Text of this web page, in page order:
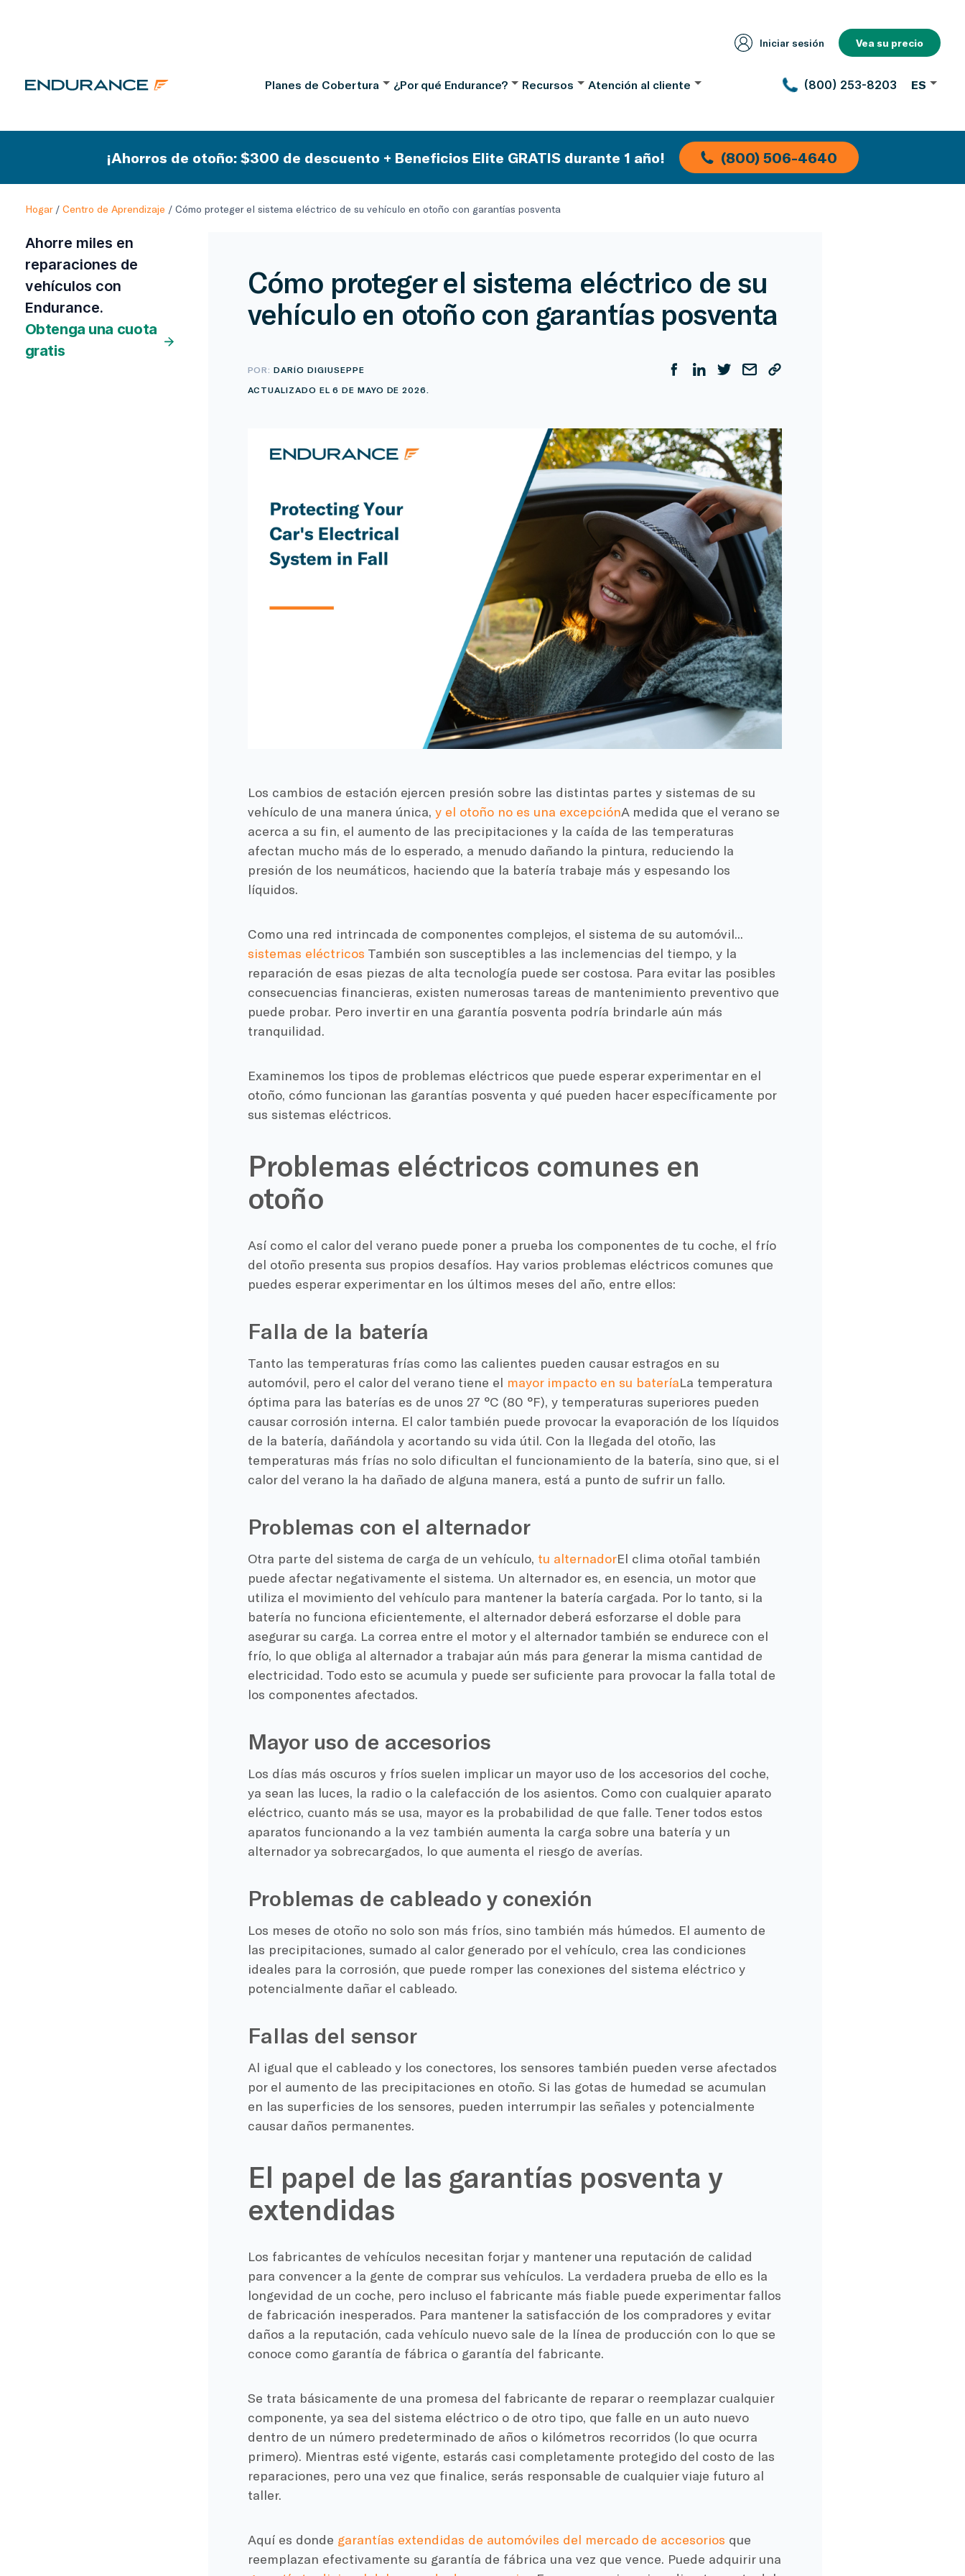
Iniciar sesión Vea su precio
Planes de Cobertura ¿Por qué Endurance? Recursos Atención al cliente (800) 253-8203 ES
¡Ahorros de otoño: $300 de descuento + Beneficios Elite GRATIS durante 1 año! (800) 506-4640
Hogar/ Centro de Aprendizaje / Cómo proteger el sistema eléctrico de su vehículo en otoño con garantías posventa
Ahorre miles en
reparaciones de
vehículos con
Endurance.
Obtenga una cuota
gratis
Cómo proteger el sistema eléctrico de su
vehículo en otoño con garantías posventa
POR:DARÍO DIGIUSEPPE
ACTUALIZADO EL 6 DE MAYO DE 2026.
Los cambios de estación ejercen presión sobre las distintas partes y sistemas de su
vehículo de una manera única, y el otoño no es una excepciónA medida que el verano se
acerca a su fin, el aumento de las precipitaciones y la caída de las temperaturas
afectan mucho más de lo esperado, a menudo dañando la pintura, reduciendo la
presión de los neumáticos, haciendo que la batería trabaje más y espesando los
líquidos.
Como una red intrincada de componentes complejos, el sistema de su automóvil...
sistemas eléctricos También son susceptibles a las inclemencias del tiempo, y la
reparación de esas piezas de alta tecnología puede ser costosa. Para evitar las posibles
consecuencias financieras, existen numerosas tareas de mantenimiento preventivo que
puede probar. Pero invertir en una garantía posventa podría brindarle aún más
tranquilidad.
Examinemos los tipos de problemas eléctricos que puede esperar experimentar en el
otoño, cómo funcionan las garantías posventa y qué pueden hacer específicamente por
sus sistemas eléctricos.
Problemas eléctricos comunes en
otoño
Así como el calor del verano puede poner a prueba los componentes de tu coche, el frío
del otoño presenta sus propios desafíos. Hay varios problemas eléctricos comunes que
puedes esperar experimentar en los últimos meses del año, entre ellos:
Falla de la batería
Tanto las temperaturas frías como las calientes pueden causar estragos en su
automóvil, pero el calor del verano tiene el mayor impacto en su bateríaLa temperatura
óptima para las baterías es de unos 27 °C (80 °F), y temperaturas superiores pueden
causar corrosión interna. El calor también puede provocar la evaporación de los líquidos
de la batería, dañándola y acortando su vida útil. Con la llegada del otoño, las
temperaturas más frías no solo dificultan el funcionamiento de la batería, sino que, si el
calor del verano la ha dañado de alguna manera, está a punto de sufrir un fallo.
Problemas con el alternador
Otra parte del sistema de carga de un vehículo, tu alternadorEl clima otoñal también
puede afectar negativamente el sistema. Un alternador es, en esencia, un motor que
utiliza el movimiento del vehículo para mantener la batería cargada. Por lo tanto, si la
batería no funciona eficientemente, el alternador deberá esforzarse el doble para
asegurar su carga. La correa entre el motor y el alternador también se endurece con el
frío, lo que obliga al alternador a trabajar aún más para generar la misma cantidad de
electricidad. Todo esto se acumula y puede ser suficiente para provocar la falla total de
los componentes afectados.
Mayor uso de accesorios
Los días más oscuros y fríos suelen implicar un mayor uso de los accesorios del coche,
ya sean las luces, la radio o la calefacción de los asientos. Como con cualquier aparato
eléctrico, cuanto más se usa, mayor es la probabilidad de que falle. Tener todos estos
aparatos funcionando a la vez también aumenta la carga sobre una batería y un
alternador ya sobrecargados, lo que aumenta el riesgo de averías.
Problemas de cableado y conexión
Los meses de otoño no solo son más fríos, sino también más húmedos. El aumento de
las precipitaciones, sumado al calor generado por el vehículo, crea las condiciones
ideales para la corrosión, que puede romper las conexiones del sistema eléctrico y
potencialmente dañar el cableado.
Fallas del sensor
Al igual que el cableado y los conectores, los sensores también pueden verse afectados
por el aumento de las precipitaciones en otoño. Si las gotas de humedad se acumulan
en las superficies de los sensores, pueden interrumpir las señales y potencialmente
causar daños permanentes.
El papel de las garantías posventa y
extendidas
Los fabricantes de vehículos necesitan forjar y mantener una reputación de calidad
para convencer a la gente de comprar sus vehículos. La verdadera prueba de ello es la
longevidad de un coche, pero incluso el fabricante más fiable puede experimentar fallos
de fabricación inesperados. Para mantener la satisfacción de los compradores y evitar
daños a la reputación, cada vehículo nuevo sale de la línea de producción con lo que se
conoce como garantía de fábrica o garantía del fabricante.
Se trata básicamente de una promesa del fabricante de reparar o reemplazar cualquier
componente, ya sea del sistema eléctrico o de otro tipo, que falle en un auto nuevo
dentro de un número predeterminado de años o kilómetros recorridos (lo que ocurra
primero). Mientras esté vigente, estarás casi completamente protegido del costo de las
reparaciones, pero una vez que finalice, serás responsable de cualquier viaje futuro al
taller.
Aquí es donde garantías extendidas de automóviles del mercado de accesorios que
reemplazan efectivamente su garantía de fábrica una vez que vence. Puede adquirir una